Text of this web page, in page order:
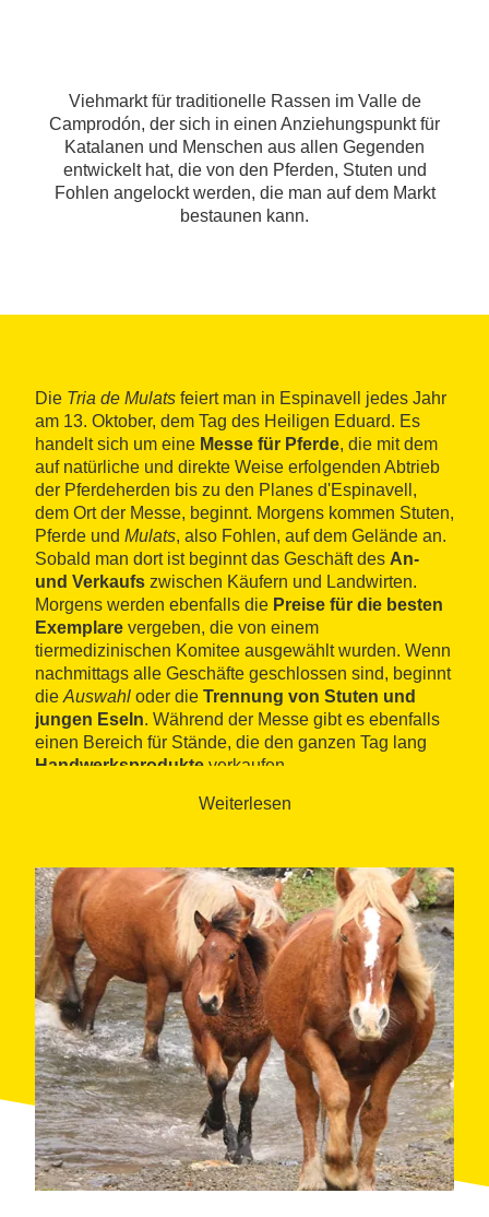
Viehmarkt für traditionelle Rassen im Valle de
Camprodón, der sich in einen Anziehungspunkt für
Katalanen und Menschen aus allen Gegenden
entwickelt hat, die von den Pferden, Stuten und
Fohlen angelockt werden, die man auf dem Markt
bestaunen kann.
Die Tria de Mulats feiert man in Espinavell jedes Jahr
am 13. Oktober, dem Tag des Heiligen Eduard. Es
handelt sich um eine Messe für Pferde, die mit dem
auf natürliche und direkte Weise erfolgenden Abtrieb
der Pferdeherden bis zu den Planes d'Espinavell,
dem Ort der Messe, beginnt. Morgens kommen Stuten,
Pferde und Mulats, also Fohlen, auf dem Gelände an.
Sobald man dort ist beginnt das Geschäft des An-
und Verkaufs zwischen Käufern und Landwirten.
Morgens werden ebenfalls die Preise für die besten
Exemplare vergeben, die von einem
tiermedizinischen Komitee ausgewählt wurden. Wenn
nachmittags alle Geschäfte geschlossen sind, beginnt
die Auswahl oder die Trennung von Stuten und
jungen Eseln. Während der Messe gibt es ebenfalls
einen Bereich für Stände, die den ganzen Tag lang
Handwerksprodukte verkaufen.
Weiterlesen